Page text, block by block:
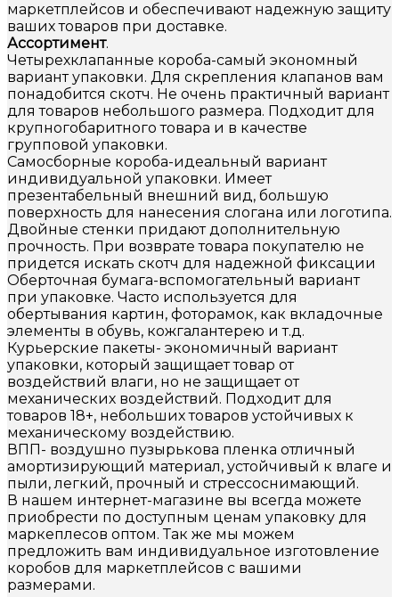
маркетплейсов и обеспечивают надежную защиту
ваших товаров при доставке.
Ассортимент.
Четырехклапанные короба-самый экономный
вариант упаковки. Для скрепления клапанов вам
понадобится скотч. Не очень практичный вариант
для товаров небольшого размера. Подходит для
крупногобаритного товара и в качестве
групповой упаковки.
Самосборные короба-идеальный вариант
индивидуальной упаковки. Имеет
презентабельный внешний вид, большую
поверхность для нанесения слогана или логотипа.
Двойные стенки придают дополнительную
прочность. При возврате товара покупателю не
придется искать скотч для надежной фиксации
Оберточная бумага-вспомогательный вариант
при упаковке. Часто используется для
обертывания картин, фоторамок, как вкладочные
элементы в обувь, кожгалантерею и т.д.
Курьерские пакеты- экономичный вариант
упаковки, который защищает товар от
воздействий влаги, но не защищает от
механических воздействий. Подходит для
товаров 18+, небольших товаров устойчивых к
механическому воздействию.
ВПП- воздушно пузырькова пленка отличный
амортизирующий материал, устойчивый к влаге и
пыли, легкий, прочный и стрессоснимающий.
В нашем интернет-магазине вы всегда можете
приобрести по доступным ценам упаковку для
маркеплесов оптом. Так же мы можем
предложить вам индивидуальное изготовление
коробов для маркетплейсов с вашими
размерами.